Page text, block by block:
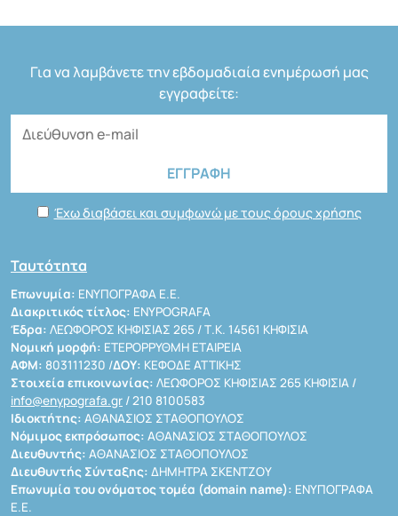
Για να λαμβάνετε την εβδομαδιαία ενημέρωσή μας
εγγραφείτε:
Έχω διαβάσει και συμφωνώ με τους όρους χρήσης
Ταυτότητα
Επωνυμία: ΕΝΥΠΟΓΡΑΦΑ Ε.Ε.
Διακριτικός τίτλος: ENYPOGRAFA
Έδρα: ΛΕΩΦΟΡΟΣ ΚΗΦΙΣΙΑΣ 265 / Τ.Κ. 14561 ΚΗΦΙΣΙΑ
Νομική μορφή: ΕΤΕΡΟΡΡΥΘΜΗ ΕΤΑΙΡΕΙΑ
ΑΦΜ: 803111230 /ΔΟΥ: ΚΕΦΟΔΕ ΑΤΤΙΚΗΣ
Στοιχεία επικοινωνίας: ΛΕΩΦΟΡΟΣ ΚΗΦΙΣΙΑΣ 265 ΚΗΦΙΣΙΑ /
info@enypografa.gr / 210 8100583
Ιδιοκτήτης: ΑΘΑΝΑΣΙΟΣ ΣΤΑΘΟΠΟΥΛΟΣ
Νόμιμος εκπρόσωπος: ΑΘΑΝΑΣΙΟΣ ΣΤΑΘΟΠΟΥΛΟΣ
Διευθυντής: ΑΘΑΝΑΣΙΟΣ ΣΤΑΘΟΠΟΥΛΟΣ
Διευθυντής Σύνταξης: ΔΗΜΗΤΡΑ ΣΚΕΝΤΖΟΥ
Επωνυμία του ονόματος τομέα (domain name): ΕΝΥΠΟΓΡΑΦΑ
Ε.Ε.